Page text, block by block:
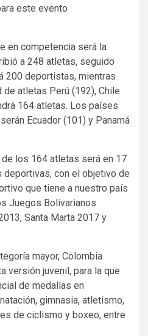
este evento
en competencia será la
a 248 atletas, seguido
200 deportistas, mientras
atletas Perú (192), Chile
164 atletas. Los países
Ecuador (101) y Panamá
los 164 atletas será en 17
con el objetivo de
que tiene a nuestro país
Juegos Bolivarianos
Santa Marta 2017 y
mayor, Colombia
versión juvenil, para la que
de medallas en
gimnasia, atletismo,
de ciclismo y boxeo, entre